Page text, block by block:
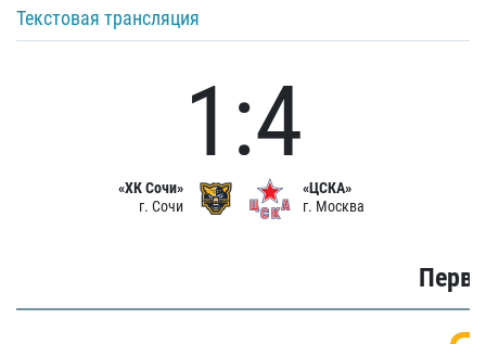
Текстовая трансляция
«ХК Сочи»
г. Сочи
1:4
«ЦСКА»
г. Москва